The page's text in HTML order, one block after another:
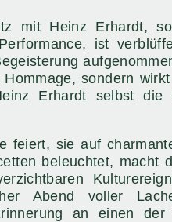
mit Heinz Erhardt,
ist
sondern
Erhardt selbst die
feiert, sie auf
beleuchtet, macht
Abend voller
an einen der